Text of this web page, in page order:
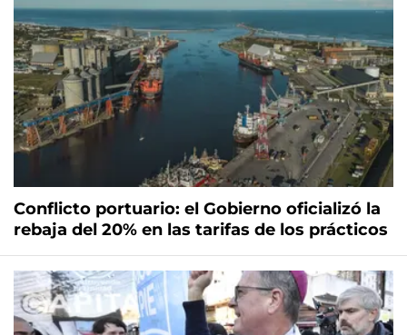
Conflicto portuario: el Gobierno oficializó la
rebaja del 20% en las tarifas de los prácticos